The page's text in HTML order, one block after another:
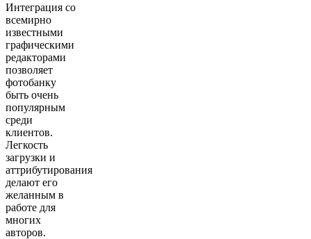
Интеграция со
всемирно
известными
графическими
редакторами
позволяет
фотобанку
быть очень
популярным
среди
клиентов.
Легкость
загрузки и
аттрибутирования
делают его
желанным в
работе для
многих
авторов.